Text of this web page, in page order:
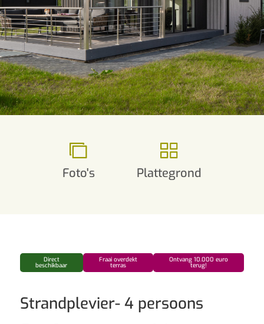
Foto's Plattegrond
Direct
beschikbaar
Fraai overdekt
terras
Ontvang 10.000 euro
terug!
Strandplevier- 4 persoons